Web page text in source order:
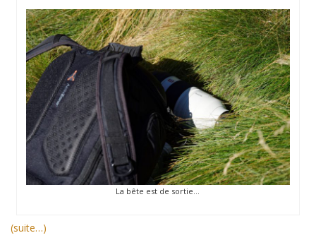
La bête est de sortie…
(suite…)